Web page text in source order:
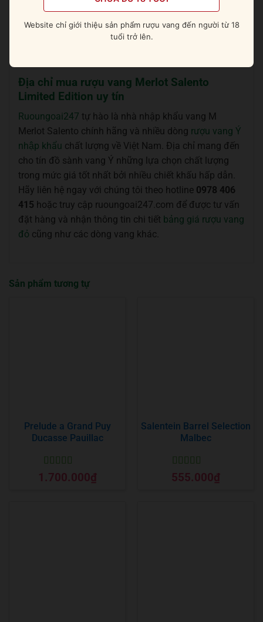
hương vị.
Tommasi Valpolicella Ripasso
Địa chỉ mua rượu vang Merlot Salento
Limited Edition uy tín
Ruoungoai247 tự hào là nhà nhập khẩu vang M
Merlot Salento chính hãng và nhiều dòng rượu vang Ý
nhập khẩu chất lượng về Việt Nam. Địa chỉ mang đến
cho tín đồ sành vang Ý những lựa chọn chất lượng
trong mức giá tốt nhất bởi nhiều chiết khấu hấp dẫn.
Hãy liên hệ ngay với chúng tôi theo hotline 0978 406
415 hoặc truy cập ruoungoai247.com để được tư vấn
đặt hàng và nhận thông tin chi tiết bảng giá rượu vang
đỏ cũng như các dòng vang khác.
Sản phẩm tương tự
Prelude a Grand Puy
Ducasse Pauillac
Được xếp
hạng55 sao
1.700.000₫
Salentein Barrel Selection
Malbec
Được xếp
hạng55 sao
555.000₫
Website chỉ giới thiệu sản phẩm rượu vang đến người từ 18
tuổi trở lên.